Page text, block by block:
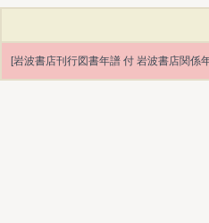
[岩波書店刊行図書年譜 付 岩波書店関係